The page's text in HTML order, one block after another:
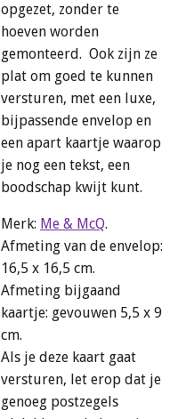
opgezet, zonder te
hoeven worden
gemonteerd. Ook zijn ze
plat om goed te kunnen
versturen, met een luxe,
bijpassende envelop en
een apart kaartje waarop
je nog een tekst, een
boodschap kwijt kunt.
Merk: Me & McQ.
Afmeting van de envelop:
16,5 x 16,5 cm.
Afmeting bijgaand
kaartje: gevouwen 5,5 x 9
cm.
Als je deze kaart gaat
versturen, let erop dat je
genoeg postzegels